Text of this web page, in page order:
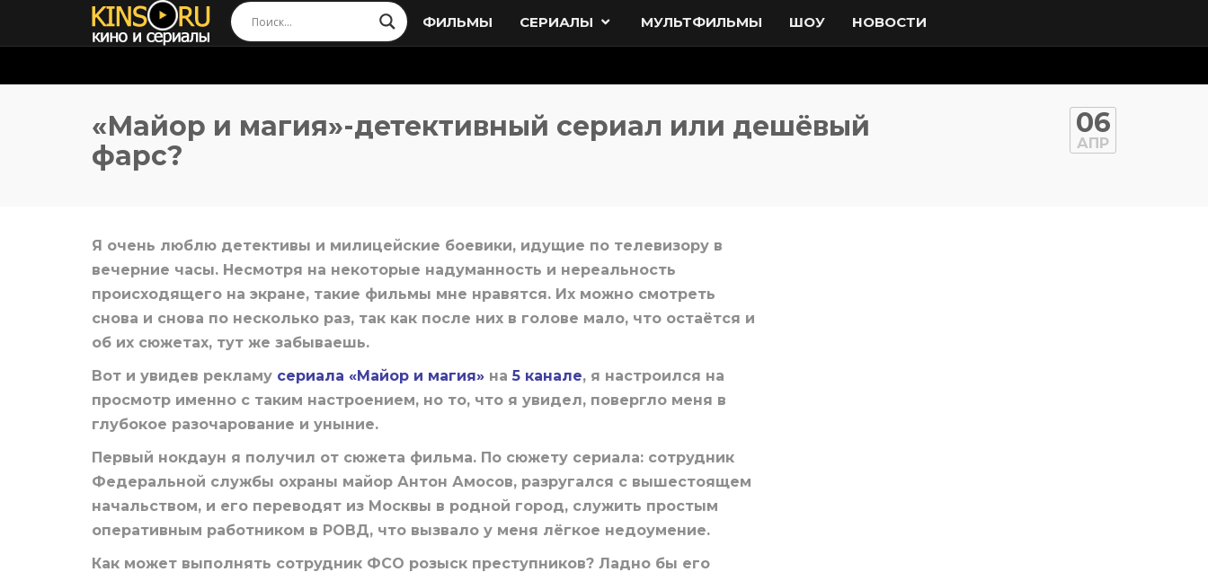
ФИЛЬМЫ СЕРИАЛЫ МУЛЬТФИЛЬМЫ ШОУ НОВОСТИ
«Майор и магия»-детективный сериал или дешёвый
фарс?
06
АПР
Я очень люблю детективы и милицейские боевики, идущие по телевизору в
вечерние часы. Несмотря на некоторые надуманность и нереальность
происходящего на экране, такие фильмы мне нравятся. Их можно смотреть
снова и снова по несколько раз, так как после них в голове мало, что остаётся и
об их сюжетах, тут же забываешь.
Вот и увидев рекламу сериала «Майор и магия» на 5 канале, я настроился на
просмотр именно с таким настроением, но то, что я увидел, повергло меня в
глубокое разочарование и уныние.
Первый нокдаун я получил от сюжета фильма. По сюжету сериала: сотрудник
Федеральной службы охраны майор Антон Амосов, разругался с вышестоящем
начальством, и его переводят из Москвы в родной город, служить простым
оперативным работником в РОВД, что вызвало у меня лёгкое недоумение.
Как может выполнять сотрудник ФСО розыск преступников? Ладно бы его